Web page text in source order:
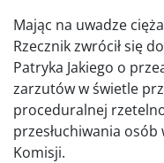
Mając na uwadze
Rzecznik zwrócił się
Patryka Jakiego o
zarzutów w świetle
proceduralnej
przesłuchiwania
Komisji.